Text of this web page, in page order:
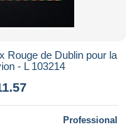
Rouge de Dublin pour la
- L 103214
Professional